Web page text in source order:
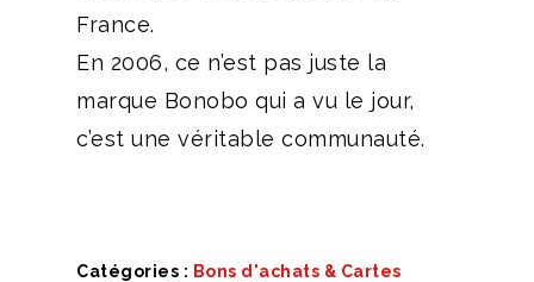
France.
En 2006, ce n’est pas juste la
marque Bonobo qui a vu le jour,
c’est une véritable communauté.
Catégories : Bons d'achats & Cartes